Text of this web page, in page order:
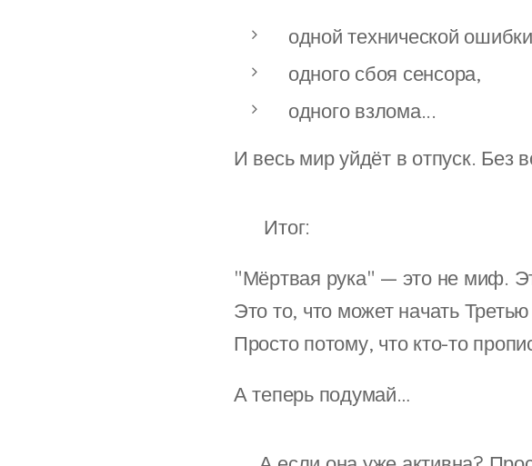
одной технической
одного сбоя сенсора,
одного взлома...
И весь мир уйдёт в отпуск. Без
✅ Итог:
"Мёртвая рука" — это не миф.
Это то, что может начать
Просто потому, что кто-то
А теперь подумай…